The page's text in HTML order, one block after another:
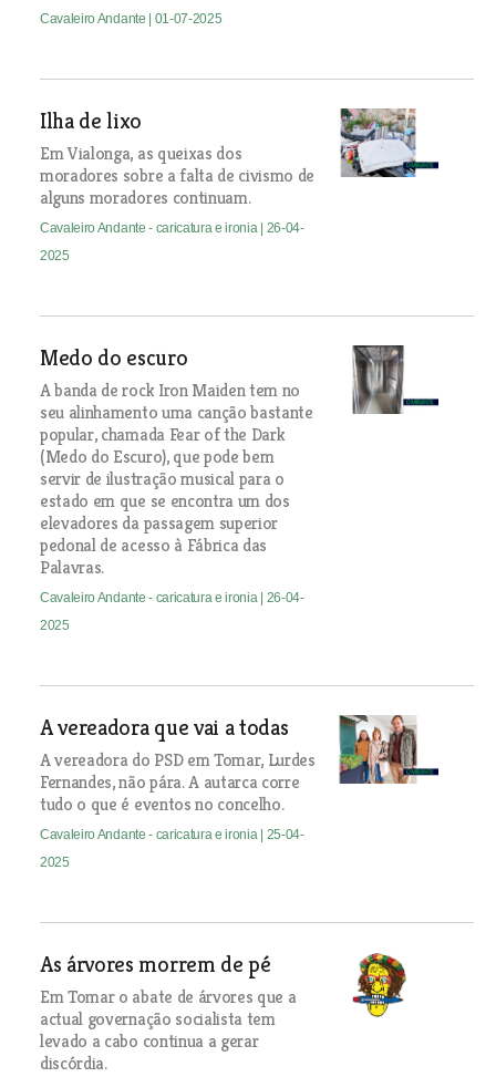
Cavaleiro Andante | 01-07-2025
Ilha de lixo
Em Vialonga, as queixas dos
moradores sobre a falta de civismo de
alguns moradores continuam.
Cavaleiro Andante - caricatura e ironia | 26-04-
2025
Medo do escuro
A banda de rock Iron Maiden tem no
seu alinhamento uma canção bastante
popular, chamada Fear of the Dark
(Medo do Escuro), que pode bem
servir de ilustração musical para o
estado em que se encontra um dos
elevadores da passagem superior
pedonal de acesso à Fábrica das
Palavras.
Cavaleiro Andante - caricatura e ironia | 26-04-
2025
A vereadora que vai a todas
A vereadora do PSD em Tomar, Lurdes
Fernandes, não pára. A autarca corre
tudo o que é eventos no concelho.
Cavaleiro Andante - caricatura e ironia | 25-04-
2025
As árvores morrem de pé
Em Tomar o abate de árvores que a
actual governação socialista tem
levado a cabo continua a gerar
discórdia.